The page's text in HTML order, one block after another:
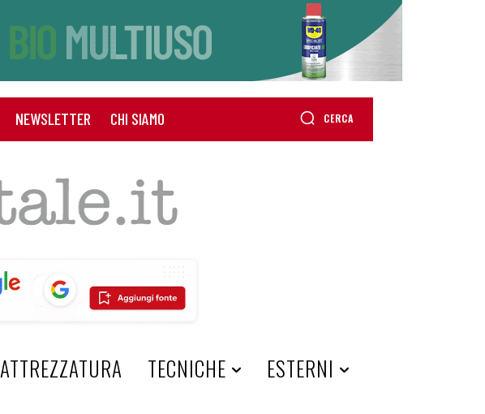
NEWSLETTER CHI SIAMO CERCA
ATTREZZATURA TECNICHE ESTERNI